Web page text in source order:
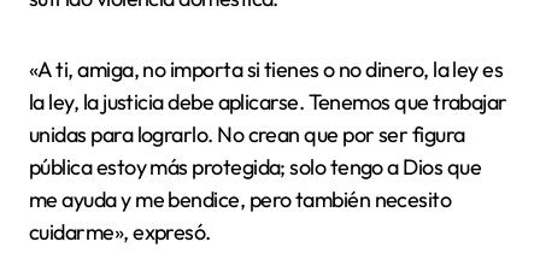
«A ti, amiga, no importa si tienes o no dinero, la ley es
la ley, la justicia debe aplicarse. Tenemos que trabajar
unidas para lograrlo. No crean que por ser figura
pública estoy más protegida; solo tengo a Dios que
me ayuda y me bendice, pero también necesito
cuidarme», expresó.